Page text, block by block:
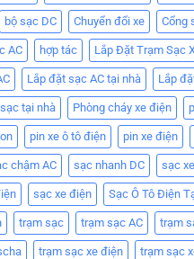
bộ sạc DC Chuyển đổi xe Cổng
AC hợp tác Lắp Đặt Trạm Sạc
Lắp đặt sạc AC tại nhà Lắp
tại nhà Phòng cháy xe điện
pin xe ô tô điện pin xe điện
chậm AC sạc nhanh DC sạc
sạc xe điện Sạc Ô Tô Điện
trạm sạc trạm sạc AC trạm
trạm sạc xe điện trạm sạc